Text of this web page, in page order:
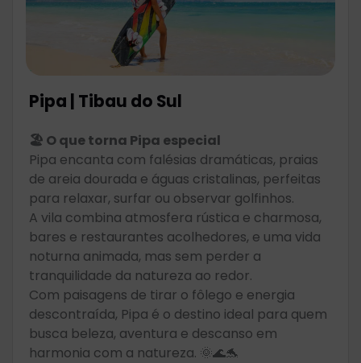
Pipa | Tibau do Sul
🏖️ O que torna Pipa especial
Pipa encanta com falésias dramáticas, praias
de areia dourada e águas cristalinas, perfeitas
para relaxar, surfar ou observar golfinhos.
A vila combina atmosfera rústica e charmosa,
bares e restaurantes acolhedores, e uma vida
noturna animada, mas sem perder a
tranquilidade da natureza ao redor.
Com paisagens de tirar o fôlego e energia
descontraída, Pipa é o destino ideal para quem
busca beleza, aventura e descanso em
harmonia com a natureza. 🌞🌊🐬